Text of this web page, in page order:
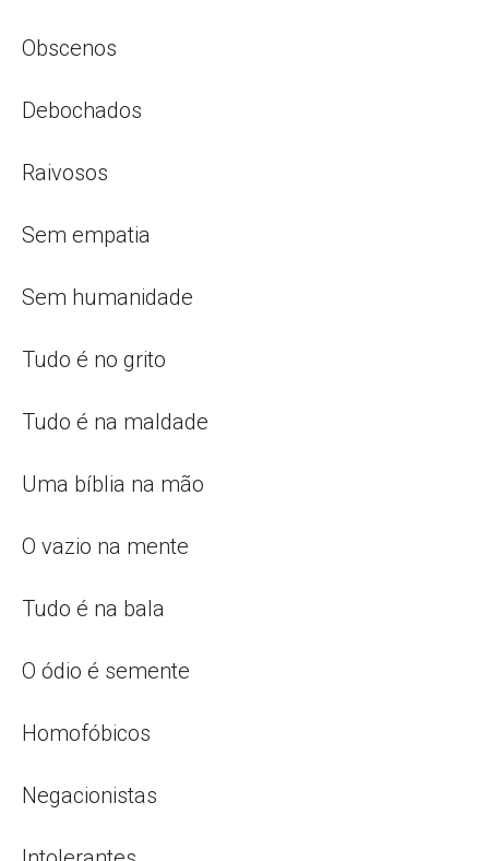
Obscenos
Debochados
Raivosos
Sem empatia
Sem humanidade
Tudo é no grito
Tudo é na maldade
Uma bíblia na mão
O vazio na mente
Tudo é na bala
O ódio é semente
Homofóbicos
Negacionistas